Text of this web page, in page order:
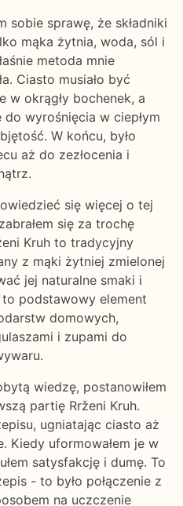
sobie sprawę, że składniki
mąka żytnia, woda, sól i
metoda mnie
Ciasto musiało być
w okrągły bochenek, a
wyrośnięcia w ciepłym
W końcu, było
aż do zezłocenia i
się więcej o tej
się za trochę
Kruh to tradycyjny
z mąki żytniej zmielonej
jej naturalne smaki i
to podstawowy element
domowych,
i zupami do
wiedzę, postanowiłem
partię Rrženi Kruh.
ugniatając ciasto aż
Kiedy uformowałem je w
satysfakcję i dumę. To
- to było połączenie z
na uczczenie